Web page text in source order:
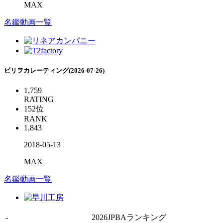
MAX
名鑑動画一覧
ビリヲカレーティング(2026-07-26)
1,759
RATING
152位
RANK
1,843
2018-05-13
MAX
名鑑動画一覧
- 2026JPBAランキング